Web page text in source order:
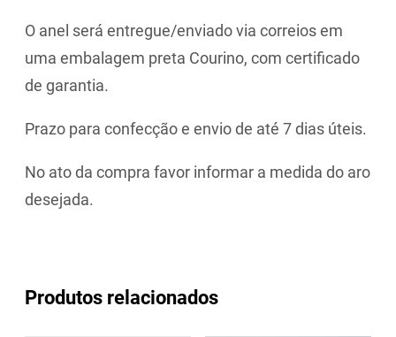
O anel será entregue/enviado via correios em
uma embalagem preta Courino, com certificado
de garantia.
Prazo para confecção e envio de até 7 dias úteis.
No ato da compra favor informar a medida do aro
desejada.
Produtos relacionados